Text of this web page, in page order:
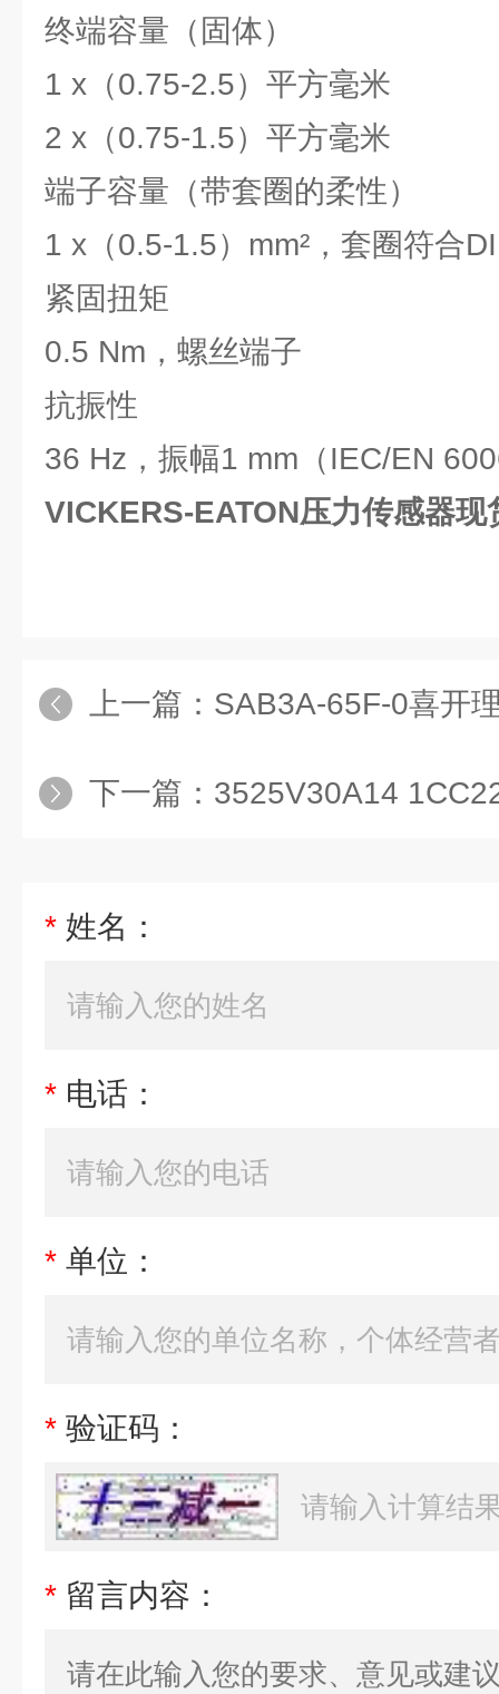
终端容量（固体）
1 x（0.75-2.5）平方毫米
2 x（0.75-1.5）平方毫米
端子容量（带套圈的柔性）
1 x（0.5-1.5）mm²，套圈符合
紧固扭矩
0.5 Nm，螺丝端子
抗振性
36 Hz，振幅1 mm（IEC/EN
VICKERS-EATON压力传感器现
上一篇： SAB3A-65F-0喜开理气
下一篇： 3525V30A14 1CC22现货
* 姓名：
* 电话：
* 单位：
* 验证码：
* 留言内容：